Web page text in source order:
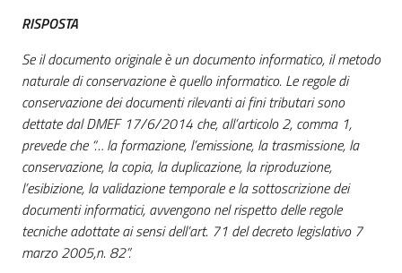
RISPOSTA
Se il documento originale è un documento informatico, il metodo
naturale di conservazione è quello informatico. Le regole di
conservazione dei documenti rilevanti ai fini tributari sono
dettate dal DMEF 17/6/2014 che, all’articolo 2, comma 1,
prevede che “… la formazione, l’emissione, la trasmissione, la
conservazione, la copia, la duplicazione, la riproduzione,
l’esibizione, la validazione temporale e la sottoscrizione dei
documenti informatici, avvengono nel rispetto delle regole
tecniche adottate ai sensi dell’art. 71 del decreto legislativo 7
marzo 2005,n. 82”.